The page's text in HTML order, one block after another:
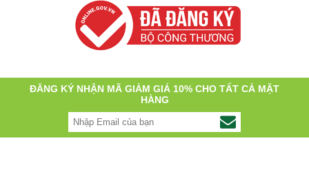
ĐĂNG KÝ NHẬN MÃ GIẢM GIÁ 10% CHO TẤT CẢ MẶT
HÀNG